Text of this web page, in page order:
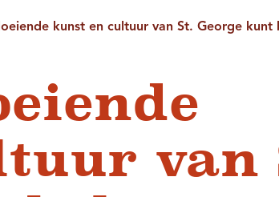
kunst en cultuur van St. George kunt
van